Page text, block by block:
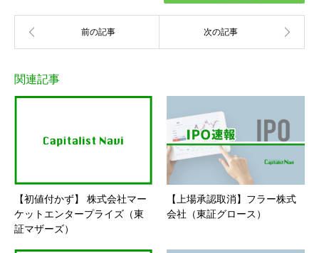
関連記事
【初値付かず】 株式会社マー
ケットエンタープライズ（東
証マザーズ）
【上場承認取消】フラー株式
会社（東証グロース）